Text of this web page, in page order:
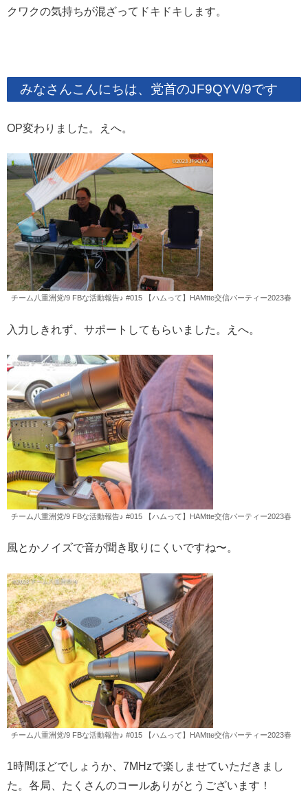
クワクの気持ちが混ざってドキドキします。
みなさんこんにちは、党首のJF9QYV/9です
OP変わりました。えへ。
チーム八重洲党/9 FBな活動報告♪ #015 【ハムって】HAMtte交信パーティー2023春
入力しきれず、サポートしてもらいました。えへ。
チーム八重洲党/9 FBな活動報告♪ #015 【ハムって】HAMtte交信パーティー2023春
風とかノイズで音が聞き取りにくいですね〜。
チーム八重洲党/9 FBな活動報告♪ #015 【ハムって】HAMtte交信パーティー2023春
1時間ほどでしょうか、7MHzで楽しませていただきまし
た。各局、たくさんのコールありがとうございます！